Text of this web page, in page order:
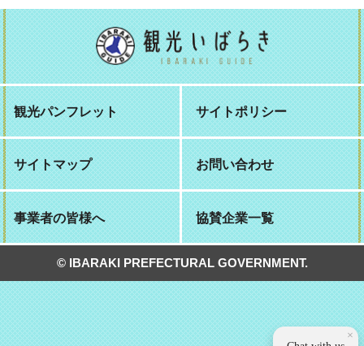
観光パンフレット サイトポリシー
サイトマップ お問い合わせ
事業者の皆様へ 協賛企業一覧
© IBARAKI PREFECTURAL GOVERNMENT.
×